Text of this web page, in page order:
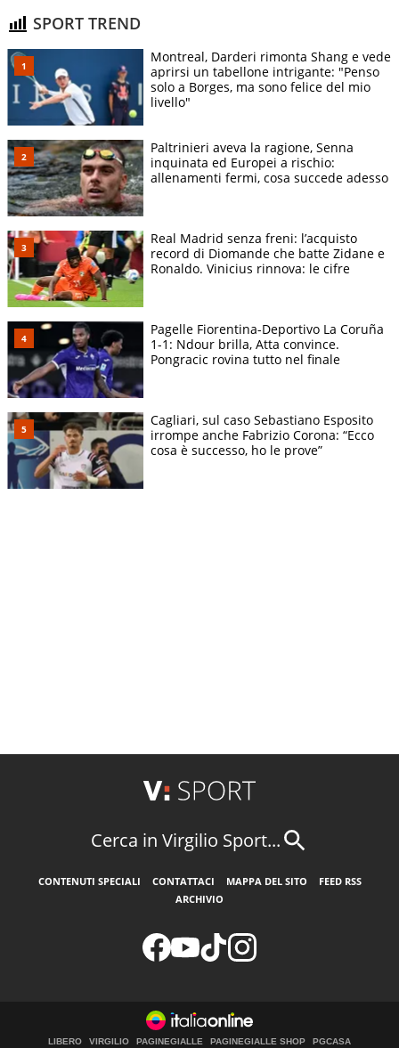
SPORT TREND
Montreal, Darderi rimonta Shang e vede
aprirsi un tabellone intrigante: "Penso
solo a Borges, ma sono felice del mio
livello"
Paltrinieri aveva la ragione, Senna
inquinata ed Europei a rischio:
allenamenti fermi, cosa succede adesso
Real Madrid senza freni: l’acquisto
record di Diomande che batte Zidane e
Ronaldo. Vinicius rinnova: le cifre
Pagelle Fiorentina-Deportivo La Coruña
1-1: Ndour brilla, Atta convince.
Pongracic rovina tutto nel finale
Cagliari, sul caso Sebastiano Esposito
irrompe anche Fabrizio Corona: “Ecco
cosa è successo, ho le prove”
Cerca in Virgilio Sport...
CONTENUTI SPECIALI CONTATTACI MAPPA DEL SITO
FEED RSS
ARCHIVIO
LIBERO VIRGILIO PAGINEGIALLE PAGINEGIALLE SHOP PGCASA